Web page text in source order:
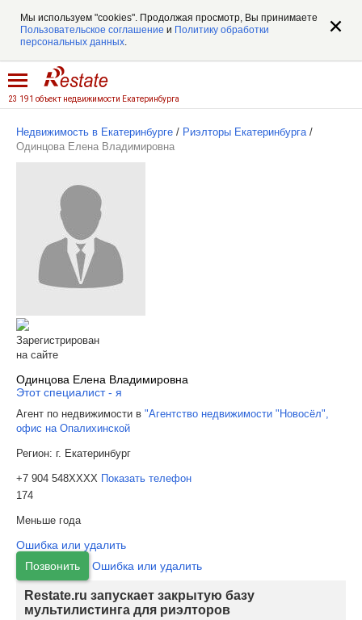
Мы используем "cookies". Продолжая просмотр, Вы принимаете
Пользовательское соглашение и Политику обработки
персональных данных.
23 191 объект недвижимости Екатеринбурга
Недвижимость в Екатеринбурге / Риэлторы Екатеринбурга /
Одинцова Елена Владимировна
Зарегистрирован
на сайте
Одинцова Елена Владимировна
Этот специалист - я
Агент по недвижимости в "Агентство недвижимости "Новосёл",
офис на Опалихинской
Регион: г. Екатеринбург
+7 904 548XXXX Показать телефон
174
Меньше года
Ошибка или удалить
Позвонить
Ошибка или удалить
Restate.ru запускает закрытую базу
мультилистинга для риэлторов